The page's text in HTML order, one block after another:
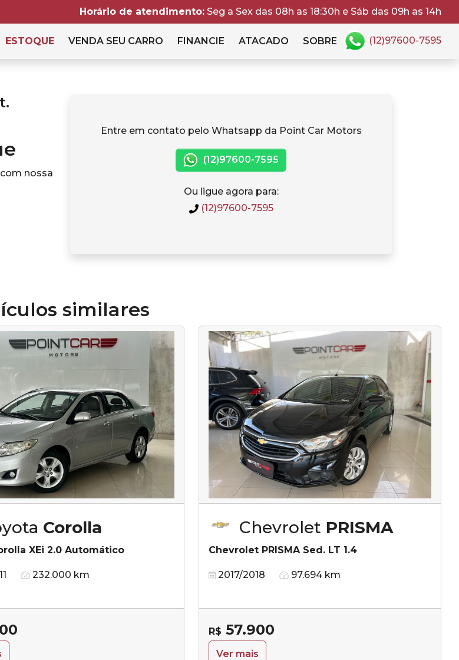
Horário de atendimento: Seg a Sex das 08h as 18:30h e Sáb das 09h as 14h
ESTOQUE VENDA SEU CARRO FINANCIE ATACADO SOBRE (12)97600-7595
nossa
Entre em contato pelo Whatsapp da Point Car Motors
(12)97600-7595
Ou ligue agora para:
(12)97600-7595
similares
Corolla
XEi 2.0 Automático
232.000 km
Chevrolet PRISMA
Chevrolet PRISMA Sed. LT 1.4
2017/2018 97.694 km
R$ 57.900
Ver mais